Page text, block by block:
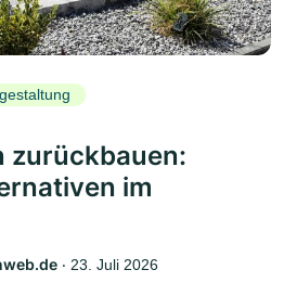
zurückbauen:
im
‧ 23. Juli 2026